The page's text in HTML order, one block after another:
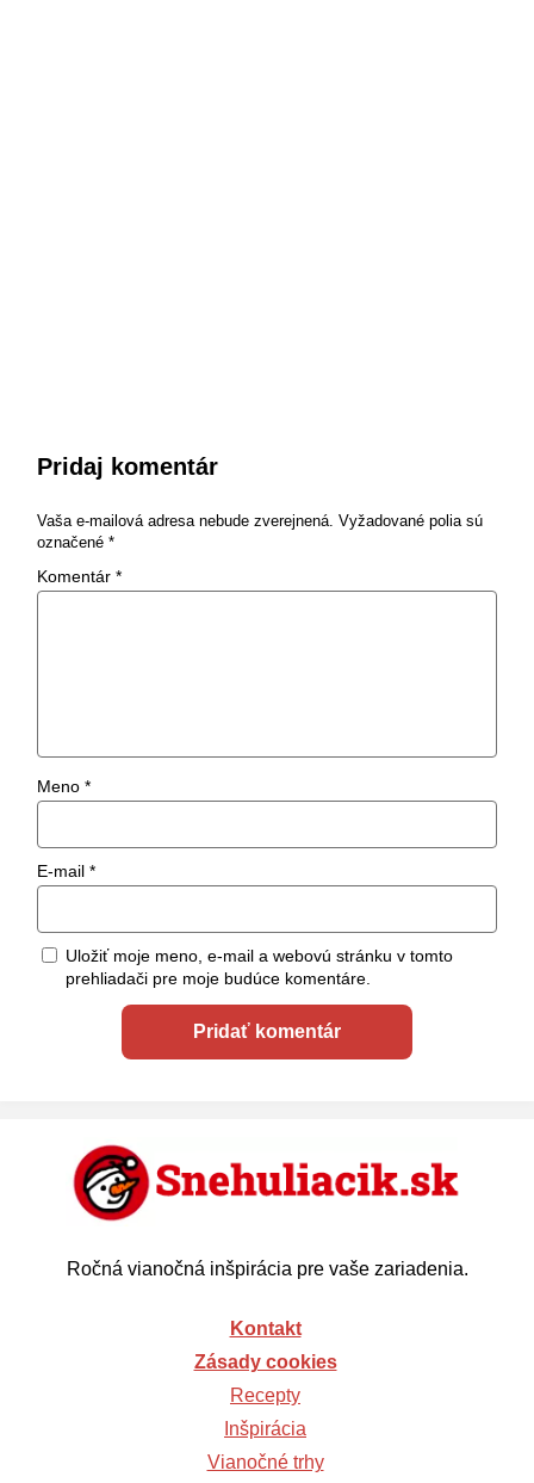
Pridaj komentár
Vaša e-mailová adresa nebude zverejnená. Vyžadované polia sú
označené *
Komentár *
Meno *
E-mail *
Uložiť moje meno, e-mail a webovú stránku v tomto
prehliadači pre moje budúce komentáre.
Ročná vianočná inšpirácia pre vaše zariadenia.
Kontakt
Zásady cookies
Recepty
Inšpirácia
Vianočné trhy